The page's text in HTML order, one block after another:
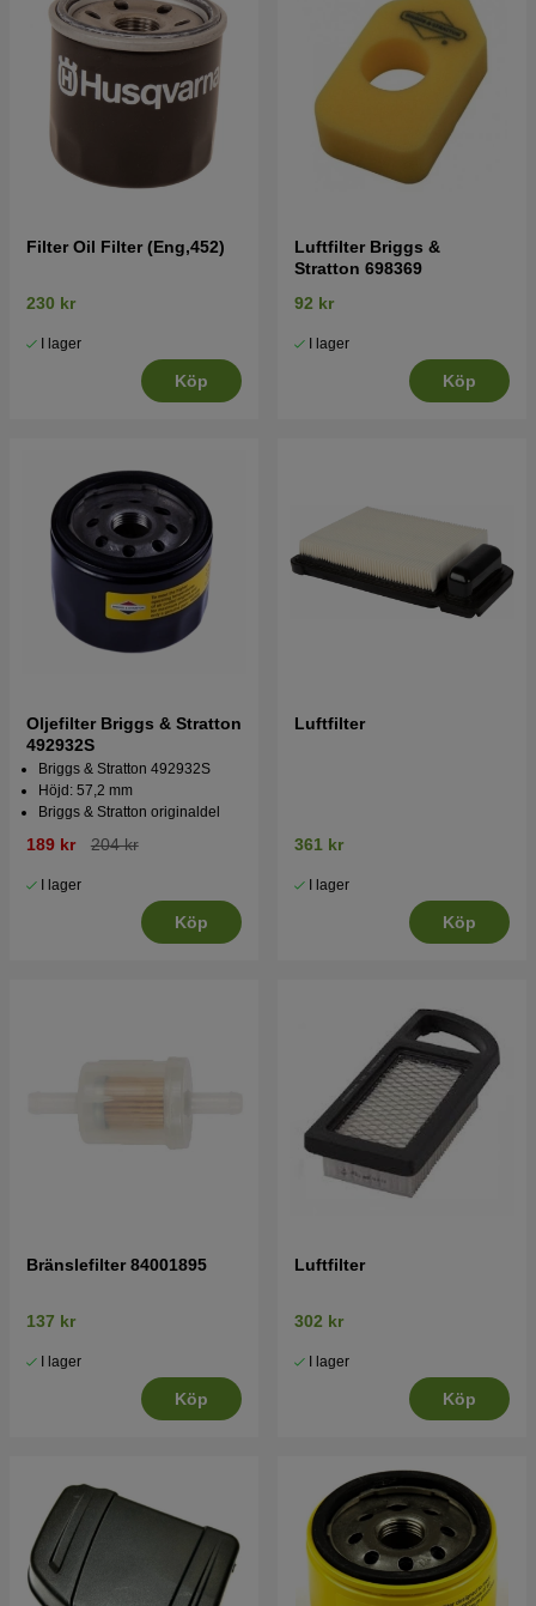
Filter Oil Filter (Eng,452)
230 kr
I lager
Köp
Luftfilter Briggs &
Stratton 698369
92 kr
I lager
Köp
Oljefilter Briggs & Stratton
492932S
Briggs & Stratton 492932S
Höjd: 57,2 mm
Briggs & Stratton originaldel
189 kr 204 kr
I lager
Köp
Luftfilter
361 kr
I lager
Köp
Bränslefilter 84001895
137 kr
I lager
Köp
Luftfilter
302 kr
I lager
Köp